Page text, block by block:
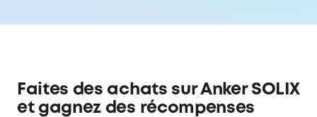
Faites des achats sur Anker SOLIX
et gagnez des récompenses